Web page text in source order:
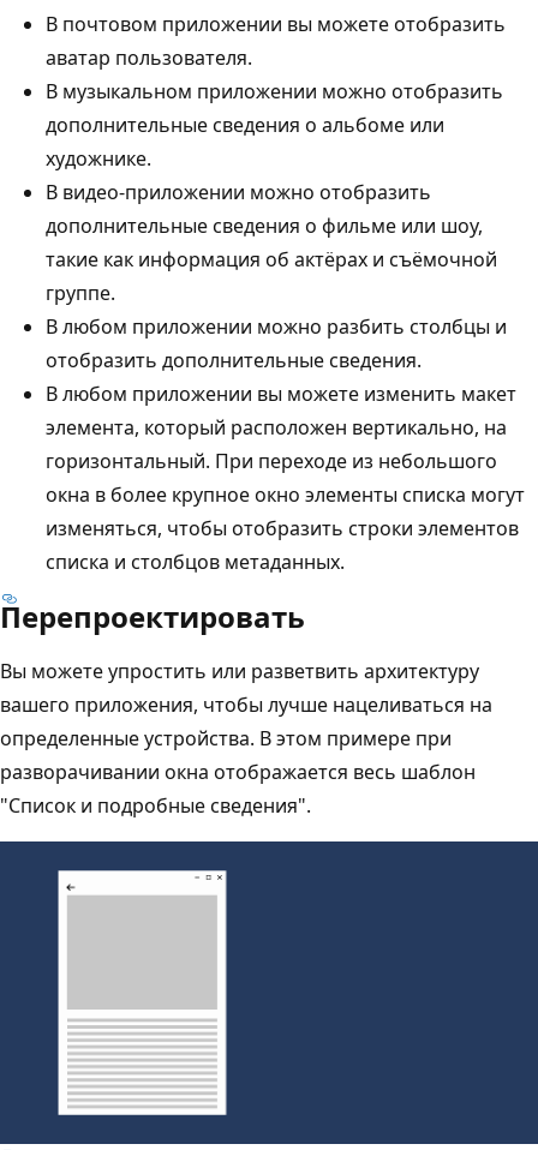
В почтовом приложении вы можете отобразить
аватар пользователя.
В музыкальном приложении можно отобразить
дополнительные сведения о альбоме или
художнике.
В видео-приложении можно отобразить
дополнительные сведения о фильме или шоу,
такие как информация об актёрах и съёмочной
группе.
В любом приложении можно разбить столбцы и
отобразить дополнительные сведения.
В любом приложении вы можете изменить макет
элемента, который расположен вертикально, на
горизонтальный. При переходе из небольшого
окна в более крупное окно элементы списка могут
изменяться, чтобы отобразить строки элементов
списка и столбцов метаданных.
Перепроектировать
Вы можете упростить или разветвить архитектуру
вашего приложения, чтобы лучше нацеливаться на
определенные устройства. В этом примере при
разворачивании окна отображается весь шаблон
"Список и подробные сведения".